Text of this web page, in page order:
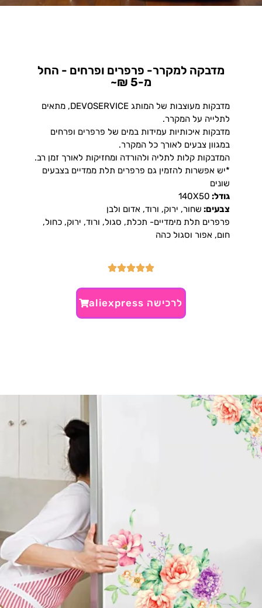
מדבקה למקרר- פרפרים ופרחים - החל
מ-5 ₪~
מדבקות מעוצבות של המותג DEVOSERVICE, מתאים
לתלייה על המקרר.
מדבקות איכותיות עמידות במים של פרפרים ופרחים
במגוון צבעים לאורך כל המקרר.
המדבקות קלות לתליה ולהורדה ומחזיקות לאורך זמן רב.
*יש אפשרות להזמין גם פרפרים תלת ממדיים בצבעים
שונים
גודל: 140X50
צבעים: שחור, ירוק, ורוד, אדום ולבן
פרפרים תלת מימדיים- תכלת, סגול, ורוד, ירוק, כחול,
חום, אפור וסגול כהה
לרכישה aliexpress